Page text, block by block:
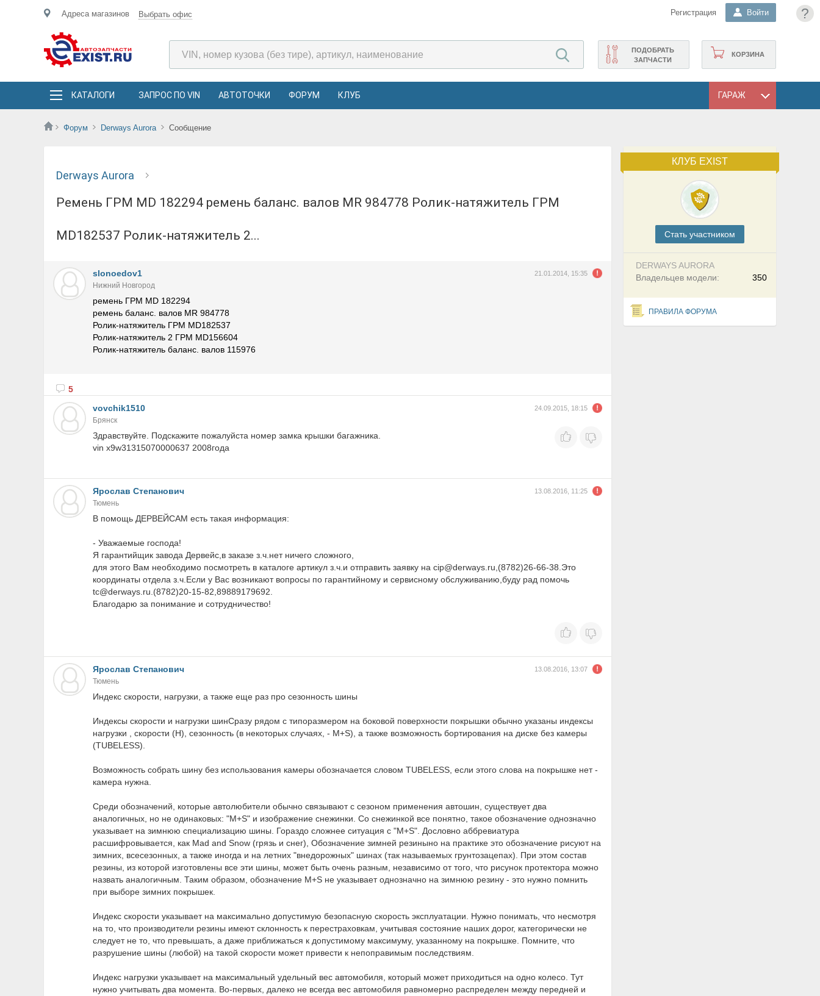
?
Адреса магазинов Выбрать офис Регистрация Войти
КОРЗИНА
ПОДОБРАТЬ
ЗАПЧАСТИ
КАТАЛОГИ ЗАПРОС ПО VIN АВТОТОЧКИ ФОРУМ КЛУБ ГАРАЖ
Форум Derways Aurora Сообщение
КЛУБ EXIST
Cтать участником
DERWAYS AURORA
350
Владельцев модели:
ПРАВИЛА ФОРУМА
Derways Aurora
ремень ГРМ MD 182294 ремень баланс. валов MR 984778 Ролик-натяжитель ГРМ
MD182537 Ролик-натяжитель 2...
slonoedov1 21.01.2014, 15:35
Нижний Новгород
ремень ГРМ MD 182294
ремень баланс. валов MR 984778
Ролик-натяжитель ГРМ MD182537
Ролик-натяжитель 2 ГРМ MD156604
Ролик-натяжитель баланс. валов 115976
5
vovchik1510
24.09.2015, 18:15
Брянск
Здравствуйте. Подскажите пожалуйста номер замка крышки багажника.
vin x9w31315070000637 2008года
Ярослав Степанович 13.08.2016, 11:25
Тюмень
В помощь ДЕРВЕЙСАМ есть такая информация:
- Уважаемые господа!
Я гарантийщик завода Дервейс,в заказе з.ч.нет ничего сложного,
для этого Вам необходимо посмотреть в каталоге артикул з.ч.и отправить заявку на cip@derways.ru,(8782)26-66-38.Это
координаты отдела з.ч.Если у Вас возникают вопросы по гарантийному и сервисному обслуживанию,буду рад помочь
tc@derways.ru.(8782)20-15-82,89889179692.
Благодарю за понимание и сотрудничество!
Ярослав Степанович 13.08.2016, 13:07
Тюмень
Индекс скорости, нагрузки, а также еще раз про сезонность шины
Индексы скорости и нагрузки шинСразу рядом с типоразмером на боковой поверхности покрышки обычно указаны индексы
нагрузки , скорости (H), сезонность (в некоторых случаях, - M+S), а также возможность бортирования на диске без камеры
(TUBELESS).
Возможность собрать шину без использования камеры обозначается словом TUBELESS, если этого слова на покрышке нет -
камера нужна.
Среди обозначений, которые автолюбители обычно связывают с сезоном применения автошин, существует два
аналогичных, но не одинаковых: "M+S" и изображение снежинки. Со снежинкой все понятно, такое обозначение однозначно
указывает на зимнюю специализацию шины. Гораздо сложнее ситуация с "M+S". Дословно аббревиатура
расшифровывается, как Mad and Snow (грязь и снег), Обозначение зимней резиныно на практике это обозначение рисуют на
зимних, всесезонных, а также иногда и на летних "внедорожных" шинах (так называемых грунтозацепах). При этом состав
резины, из которой изготовлены все эти шины, может быть очень разным, независимо от того, что рисунок протектора можно
назвать аналогичным. Таким образом, обозначение M+S не указывает однозначно на зимнюю резину - это нужно помнить
при выборе зимних покрышек.
Индекс скорости указывает на максимально допустимую безопасную скорость эксплуатации. Нужно понимать, что несмотря
на то, что производители резины имеют склонность к перестраховкам, учитывая состояние наших дорог, категорически не
следует не то, что превышать, а даже приближаться к допустимому максимуму, указанному на покрышке. Помните, что
разрушение шины (любой) на такой скорости может привести к непоправимым последствиям.
Индекс нагрузки указывает на максимальный удельный вес автомобиля, который может приходиться на одно колесо. Тут
нужно учитывать два момента. Во-первых, далеко не всегда вес автомобиля равномерно распределен между передней и